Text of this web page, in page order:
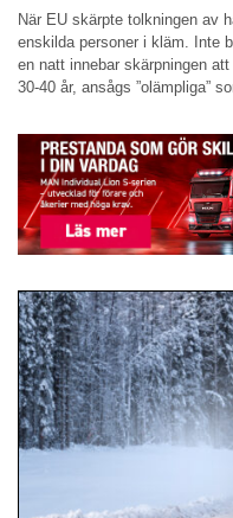
När EU skärpte tolkningen av
enskilda personer i kläm. Inte
en natt innebar skärpningen
30-40 år, ansågs ”olämpliga”